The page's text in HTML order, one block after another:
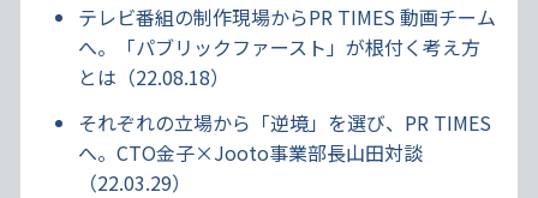
テレビ番組の制作現場からPR TIMES 動画チーム
へ。「パブリックファースト」が根付く考え方
とは（22.08.18）
それぞれの立場から「逆境」を選び、PR TIMES
へ。CTO金子×Jooto事業部長山田対談
（22.03.29）